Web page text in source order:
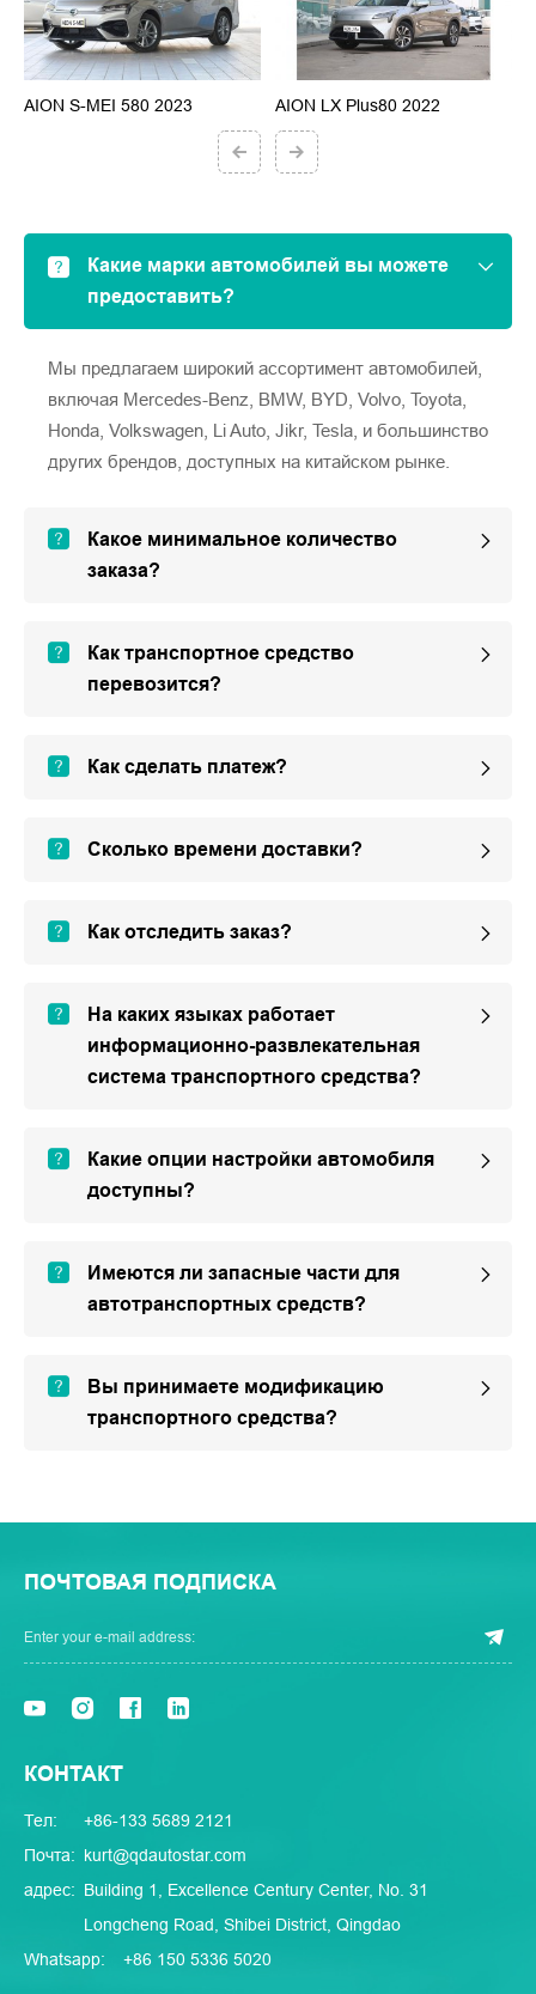
AION S-MEI 580 2023 AION LX Plus80 2022
Какие марки автомобилей вы можете
предоставить?
Мы предлагаем широкий ассортимент автомобилей,
включая Mercedes-Benz, BMW, BYD, Volvo, Toyota,
Honda, Volkswagen, Li Auto, Jikr, Tesla, и большинство
других брендов, доступных на китайском рынке.
Какое минимальное количество
заказа?
Как транспортное средство
перевозится?
Как сделать платеж?
Сколько времени доставки?
Как отследить заказ?
На каких языках работает
информационно-развлекательная
система транспортного средства?
Какие опции настройки автомобиля
доступны?
Имеются ли запасные части для
автотранспортных средств?
Вы принимаете модификацию
транспортного средства?
ПОЧТОВАЯ ПОДПИСКА
КОНТАКТ
Тел:
+86-133 5689 2121
Почта: kurt@qdautostar.com
адрес: Building 1, Excellence Century Center, No. 31
Longcheng Road, Shibei District, Qingdao
Whatsapp:
+86 150 5336 5020